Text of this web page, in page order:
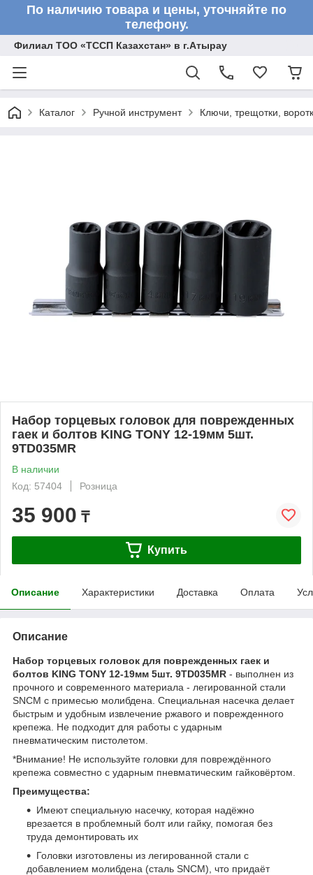
По наличию товара и цены, уточняйте по
телефону.
Филиал ТОО «ТССП Казахстан» в г.Атырау
Каталог Ручной инструмент Ключи, трещотки,
Набор торцевых головок для поврежденных
гаек и болтов KING TONY 12-19мм 5шт.
9TD035MR
В наличии
Код: 57404
Розница
35 900 ₸
Купить
Описание Характеристики Доставка Оплата
Описание
Набор торцевых головок для поврежденных гаек и
болтов KING TONY 12-19мм 5шт. 9TD035MR - выполнен из
прочного и современного материала - легированной стали
SNCM с примесью молибдена. Специальная насечка делает
быстрым и удобным извлечение ржавого и поврежденного
крепежа. Не подходит для работы с ударным
пневматическим пистолетом.
*Внимание! Не используйте головки для повреждённого
крепежа совместно с ударным пневматическим гайковёртом.
Преимущества:
Имеют специальную насечку, которая надёжно
врезается в проблемный болт или гайку, помогая без
труда демонтировать их
Головки изготовлены из легированной стали с
добавлением молибдена (сталь SNCM), что придаёт